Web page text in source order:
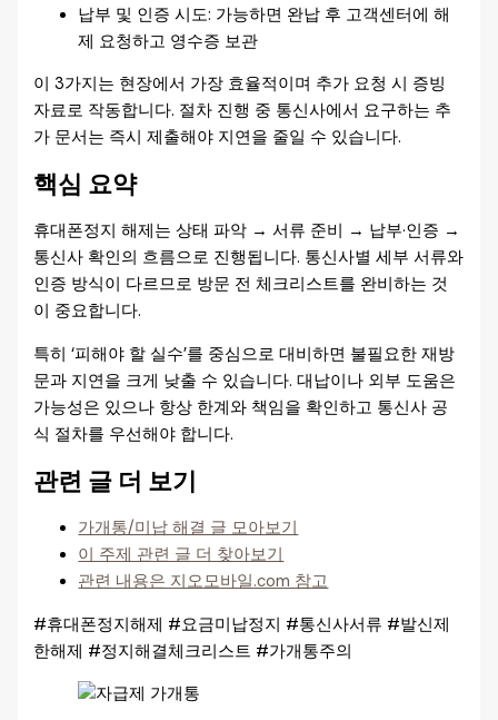
납부 및 인증 시도: 가능하면 완납 후 고객센터에 해
제 요청하고 영수증 보관
이 3가지는 현장에서 가장 효율적이며 추가 요청 시 증빙
자료로 작동합니다. 절차 진행 중 통신사에서 요구하는 추
가 문서는 즉시 제출해야 지연을 줄일 수 있습니다.
핵심 요약
휴대폰정지 해제는 상태 파악 → 서류 준비 → 납부·인증 →
통신사 확인의 흐름으로 진행됩니다. 통신사별 세부 서류와
인증 방식이 다르므로 방문 전 체크리스트를 완비하는 것
이 중요합니다.
특히 ‘피해야 할 실수’를 중심으로 대비하면 불필요한 재방
문과 지연을 크게 낮출 수 있습니다. 대납이나 외부 도움은
가능성은 있으나 항상 한계와 책임을 확인하고 통신사 공
식 절차를 우선해야 합니다.
관련 글 더 보기
가개통/미납 해결 글 모아보기
이 주제 관련 글 더 찾아보기
관련 내용은 지오모바일.com 참고
#휴대폰정지해제 #요금미납정지 #통신사서류 #발신제
한해제 #정지해결체크리스트 #가개통주의